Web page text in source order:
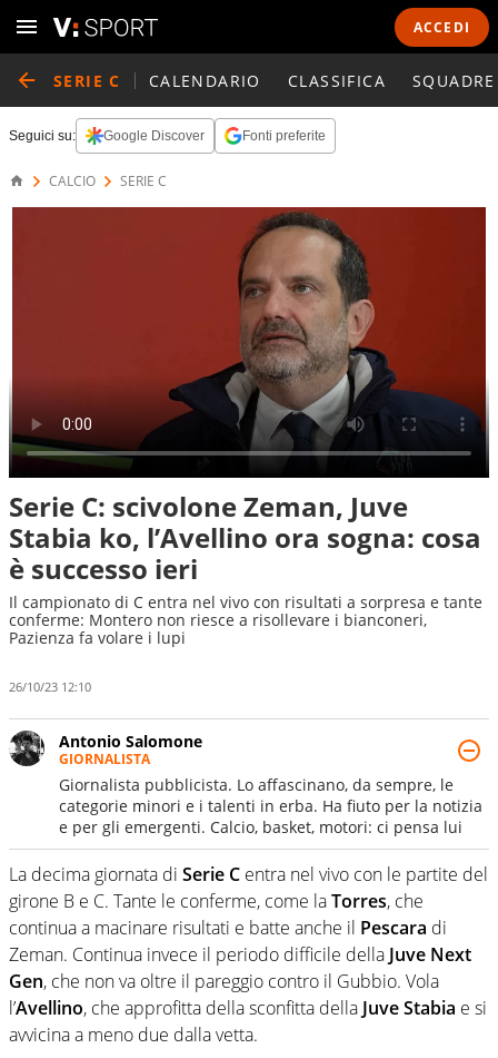
ACCEDI
SERIE C CALENDARIO CLASSIFICA SQUADRE
Seguici su: Google Discover Fonti preferite
CALCIO SERIE C
Serie C: scivolone Zeman, Juve
Stabia ko, l’Avellino ora sogna: cosa
è successo ieri
Il campionato di C entra nel vivo con risultati a sorpresa e tante
conferme: Montero non riesce a risollevare i bianconeri,
Pazienza fa volare i lupi
26/10/23 12:10
Antonio Salomone
GIORNALISTA
Giornalista pubblicista. Lo affascinano, da sempre, le
categorie minori e i talenti in erba. Ha fiuto per la notizia
e per gli emergenti. Calcio, basket, motori: ci pensa lui
La decima giornata di Serie C entra nel vivo con le partite del
girone B e C. Tante le conferme, come laTorres, che
continua a macinare risultati e batte anche il Pescara di
Zeman. Continua invece il periodo difficile della Juve Next
Gen, che non va oltre il pareggio contro il Gubbio. Vola
l’Avellino, che approfitta della sconfitta della Juve Stabia e si
avvicina a meno due dalla vetta.